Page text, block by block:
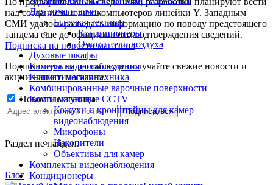
Для дома и дачи
Бытовая техника
Кондиционеры
Очистители воздуха
Духовые шкафы
Камеры видеонаблюдения
Климатическая техника
Комбинированные варочные поверхности
Комплектующие CCTV
Кожухи и кронштейны для камер
видеонаблюдения
Микрофоны
Накопители
Объективы для камер
Комплекты видеонаблюдения
Кондиционеры
над созданием новых компьютеров линейки Y. Западным
СМИ удалось разведать информацию по поводу предстоящего
тандема еще до официального подтверждения сведений.
Подписка на новости магазина
Подпишитесь на рассылку и получайте свежие новости и
акции нашего магазина.
Новости магазина
Раздел не найден.
Блог